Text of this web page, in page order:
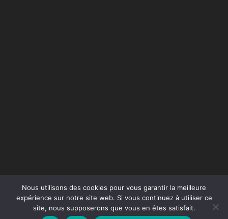
Nous utilisons des cookies pour vous garantir la meilleure
expérience sur notre site web. Si vous continuez à utiliser ce
site, nous supposerons que vous en êtes satisfait.